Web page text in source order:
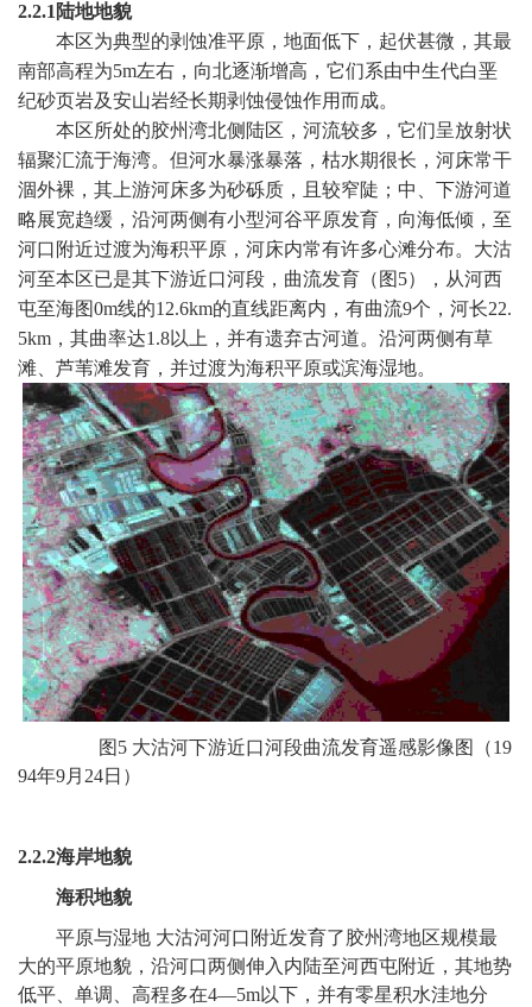
2.2.1 陆地地貌
本区为典型的剥蚀准平原，地面低下，起伏甚微，其最
南部高程为5m左右，向北逐渐增高，它们系由中生代白垩
纪砂页岩及安山岩经长期剥蚀侵蚀作用而成。
本区所处的胶州湾北侧陆区，河流较多，它们呈放射状
辐聚汇流于海湾。但河水暴涨暴落，枯水期很长，河床常干
涸外裸，其上游河床多为砂砾质，且较窄陡；中、下游河道
略展宽趋缓，沿河两侧有小型河谷平原发育，向海低倾，至
河口附近过渡为海积平原，河床内常有许多心滩分布。大沽
河至本区已是其下游近口河段，曲流发育（图 5），从河西
屯至海图0m线的12.6km的直线距离内，有曲流9个，河长22.
5km ，其曲率达1.8以上，并有遗弃古河道。沿河两侧有草
滩、芦苇滩发育，并过渡为海积平原或滨海湿地。
图5 大沽河下游近口河段曲流发育遥感影像图（19
94年9月24日）
2.2.2海岸地貌
海积地貌
平原与湿地 大沽河河口附近发育了胶州湾地区规模最
大的平原地貌，沿河口两侧伸入内陆至河西屯附近，其地势
低平、单调、高程多在4—5m以下，并有零星积水洼地分